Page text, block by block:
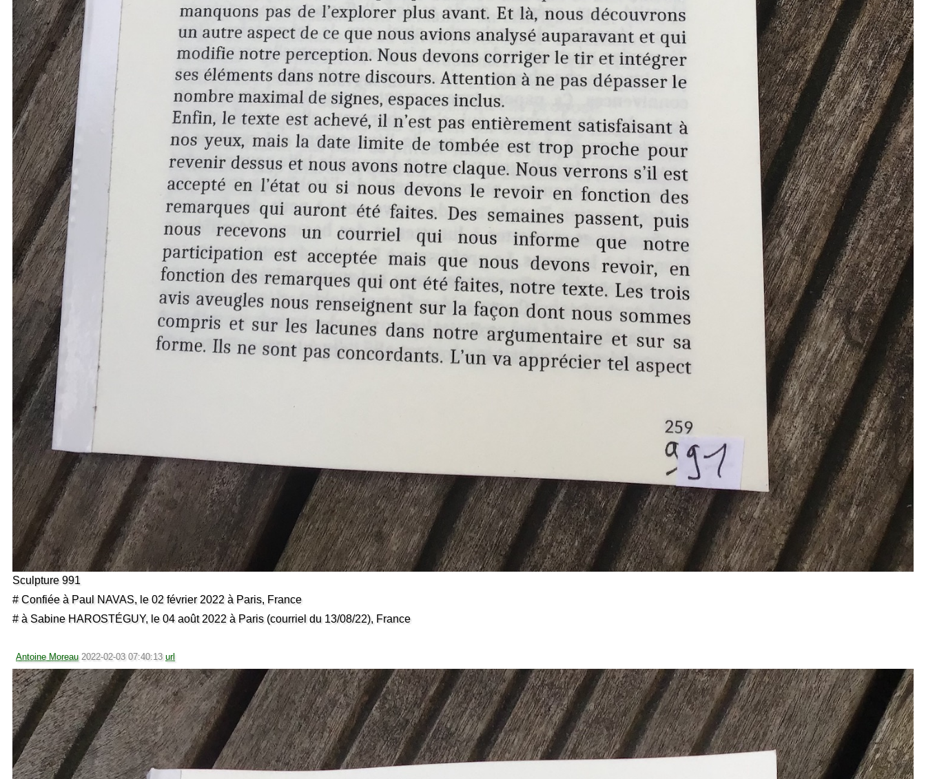
Sculpture 991
# Confiée à Paul NAVAS, le 02 février 2022 à Paris, France
# à Sabine HAROSTÉGUY, le 04 août 2022 à Paris (courriel du 13/08/22), France
Antoine Moreau 2022-02-03 07:40:13 url